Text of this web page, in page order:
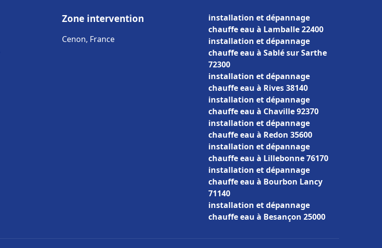
Zone intervention
Cenon, France
installation et dépannage
chauffe eau à Lamballe 22400
installation et dépannage
chauffe eau à Sablé sur Sarthe
72300
installation et dépannage
chauffe eau à Rives 38140
installation et dépannage
chauffe eau à Chaville 92370
installation et dépannage
chauffe eau à Redon 35600
installation et dépannage
chauffe eau à Lillebonne 76170
installation et dépannage
chauffe eau à Bourbon Lancy
71140
installation et dépannage
chauffe eau à Besançon 25000